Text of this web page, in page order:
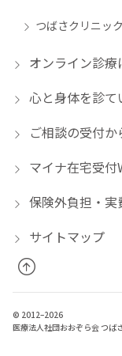
つばさクリニッ
オンライン診療
心と身体を診て
ご相談の受付
マイナ在宅受
保険外負担・実
サイトマップ
© 2012–2026
医療法人社団おおぞら会 つば